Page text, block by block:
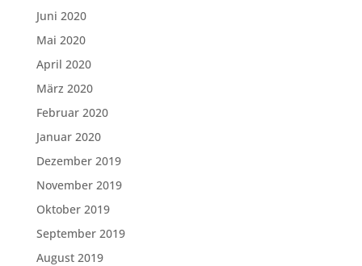
Juni 2020
Mai 2020
April 2020
März 2020
Februar 2020
Januar 2020
Dezember 2019
November 2019
Oktober 2019
September 2019
August 2019